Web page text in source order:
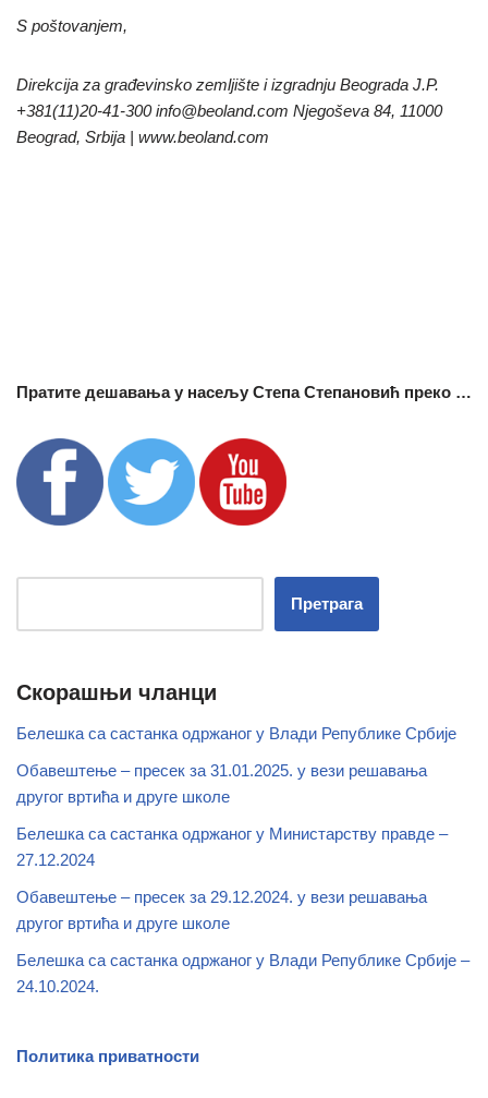
S poštovanjem,
Direkcija za građevinsko zemljište i izgradnju Beograda J.P.
+381(11)20-41-300 info@beoland.com Njegoševa 84, 11000
Beograd, Srbija | www.beoland.com
Пратите дешавања у насељу Степа Степановић преко …
Претрага
Скорашњи чланци
Белешка са састанка одржаног у Влади Републике Србије
Обавештење – пресек за 31.01.2025. у вези решавања
другог вртића и друге школе
Белешка са састанка одржаног у Министарству правде –
27.12.2024
Обавештење – пресек за 29.12.2024. у вези решавања
другог вртића и друге школе
Белешка са састанка одржаног у Влади Републике Србије –
24.10.2024.
Политика приватности